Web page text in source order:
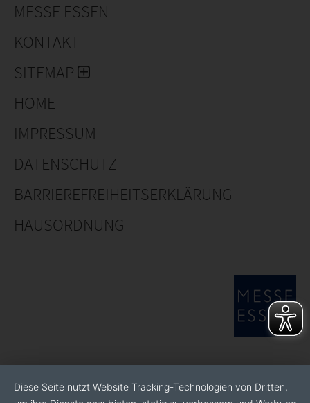
MESSE ESSEN
KONTAKT
SITEMAP
HOME
IMPRESSUM
DATENSCHUTZ
BARRIEREFREIHEITSERKLÄRUNG
HAUSORDNUNG
Diese Seite nutzt Website Tracking-Technologien von Dritten,